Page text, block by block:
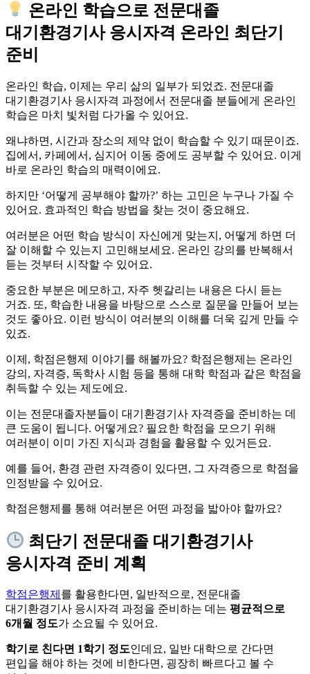
온라인 학습으로 전문대졸
대기환경기사 응시자격 온라인 최단기
준비
온라인 학습, 이제는 우리 삶의 일부가 되었죠. 전문대졸
대기환경기사 응시자격 과정에서 전문대졸 분들에게 온라인
학습은 마치 빛처럼 다가올 수 있어요.
왜냐하면, 시간과 장소의 제약 없이 학습할 수 있기 때문이죠.
집에서, 카페에서, 심지어 이동 중에도 공부할 수 있어요. 이게
바로 온라인 학습의 매력이에요.
하지만 ‘어떻게 공부해야 할까?’ 하는 고민은 누구나 가질 수
있어요. 효과적인 학습 방법을 찾는 것이 중요해요.
여러분은 어떤 학습 방식이 자신에게 맞는지, 어떻게 하면 더
잘 이해할 수 있는지 고민해보세요. 온라인 강의를 반복해서
듣는 것부터 시작할 수 있어요.
중요한 부분은 메모하고, 자주 헷갈리는 내용은 다시 듣는
거죠. 또, 학습한 내용을 바탕으로 스스로 질문을 만들어 보는
것도 좋아요. 이런 방식이 여러분의 이해를 더욱 깊게 만들 수
있죠.
이제, 학점은행제 이야기를 해볼까요? 학점은행제는 온라인
강의, 자격증, 독학사 시험 등을 통해 대학 학점과 같은 학점을
취득할 수 있는 제도에요.
이는 전문대졸자분들이 대기환경기사 자격증을 준비하는 데
큰 도움이 됩니다. 어떻게요? 필요한 학점을 모으기 위해
여러분이 이미 가진 지식과 경험을 활용할 수 있거든요.
예를 들어, 환경 관련 자격증이 있다면, 그 자격증으로 학점을
인정받을 수 있어요.
학점은행제를 통해 여러분은 어떤 과정을 밟아야 할까요?
최단기 전문대졸 대기환경기사
응시자격 준비 계획
학점은행제 를 활용한다면, 일반적으로, 전문대졸
대기환경기사 응시자격 과정을 준비하는 데는 평균적으로
6개월 정도가 소요될 수 있어요.
학기로 친다면 1학기 정도인데요, 일반 대학으로 간다면
편입을 해야 하는 것에 비한다면, 굉장히 빠르다고 볼 수